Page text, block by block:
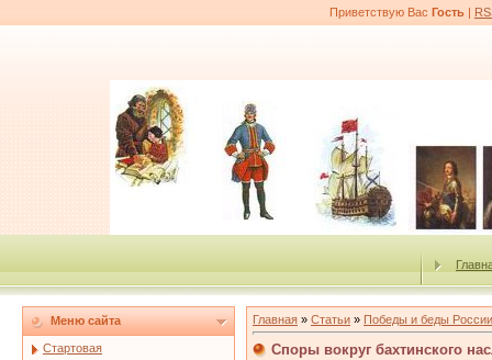
Приветствую Вас Гость |
Меню сайта
Стартовая
Главная » Статьи » Победы и беды России
Споры вокруг бахтинского